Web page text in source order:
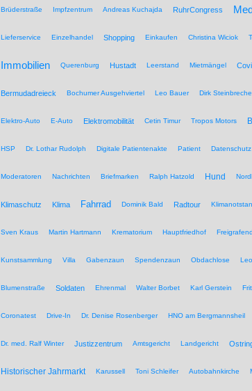
Brüderstraße Impfzentrum Andreas Kuchajda RuhrCongress
Lieferservice Einzelhandel Shopping Einkaufen Christina Wiciok
Immobilien Querenburg Hustadt Leerstand Mietmängel
Bermudadreieck Bochumer Ausgehviertel Leo Bauer Dirk
Elektro-Auto E-Auto Elektromobilität Cetin Timur Tropos Motors
HSP Dr. Lothar Rudolph Digitale Patientenakte Patient Datenschutz
Moderatoren Nachrichten Briefmarken Ralph Hatzold Hund
Klimaschutz Klima Fahrrad Dominik Bald Radtour
Sven Kraus Martin Hartmann Krematorium Hauptfriedhof
Kunstsammlung Villa Gabenzaun Spendenzaun Obdachlose
Blumenstraße Soldaten Ehrenmal Walter Borbet Karl Gerstein
Coronatest Drive-In Dr. Denise Rosenberger HNO am Bergmannsheil
Dr. med. Ralf Winter Justizzentrum Amtsgericht Landgericht
Historischer Jahrmarkt Karussell Toni Schleifer Autobahnkirche